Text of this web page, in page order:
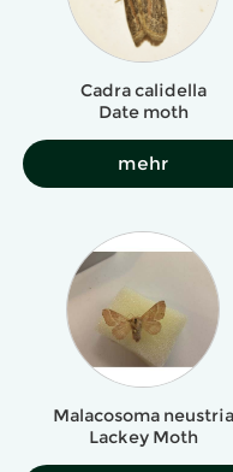
Cadra calidella
Date moth
mehr
Malacosoma neustria
Lackey Moth